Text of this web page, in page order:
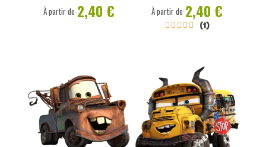
À partir de 2,40 €
     (1)
À partir de 2,40 €